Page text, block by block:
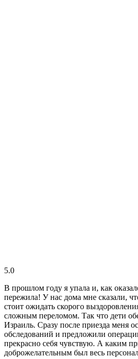
5.0
В прошлом году я упала и, как
пережила! У нас дома мне сказали,
стоит ожидать скорого
сложным переломом. Так что дети
Израиль. Сразу после приезда меня
обследований и предложили
прекрасно себя чувствую. А каким
доброжелательным был весь